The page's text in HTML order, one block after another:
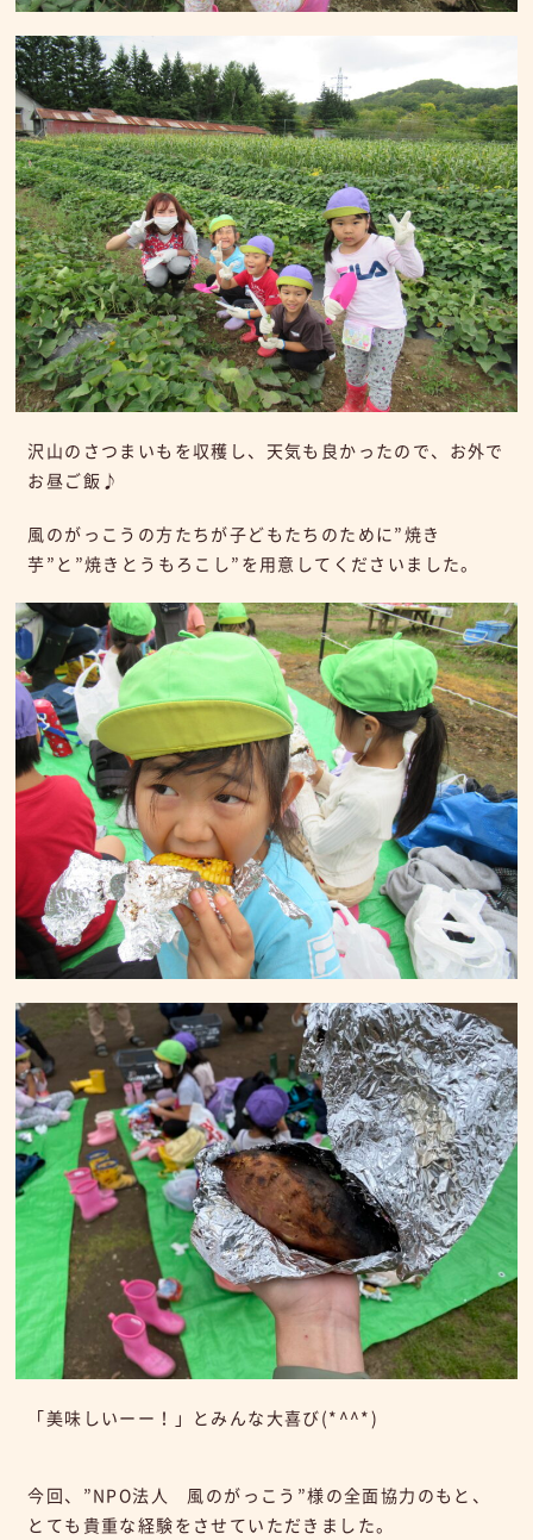
沢山のさつまいもを収穫し、天気も良かったので、お外で
お昼ご飯♪
風のがっこうの方たちが子どもたちのために”焼き
芋”と”焼きとうもろこし”を用意してくださいました。
「美味しいーー！」とみんな大喜び(*^^*)
今回、”NPO法人 風のがっこう”様の全面協力のもと、
とても貴重な経験をさせていただきました。